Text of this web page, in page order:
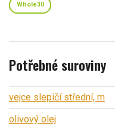
Whole30
Potřebné suroviny
vejce slepičí střední, m
olivový olej